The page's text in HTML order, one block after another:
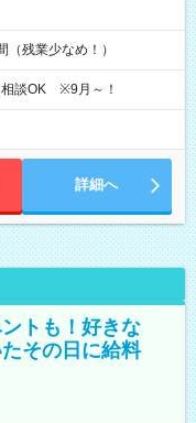
残業少なめ！）
談OK ※9月～！
詳細へ
トも！好きな
その日に給料